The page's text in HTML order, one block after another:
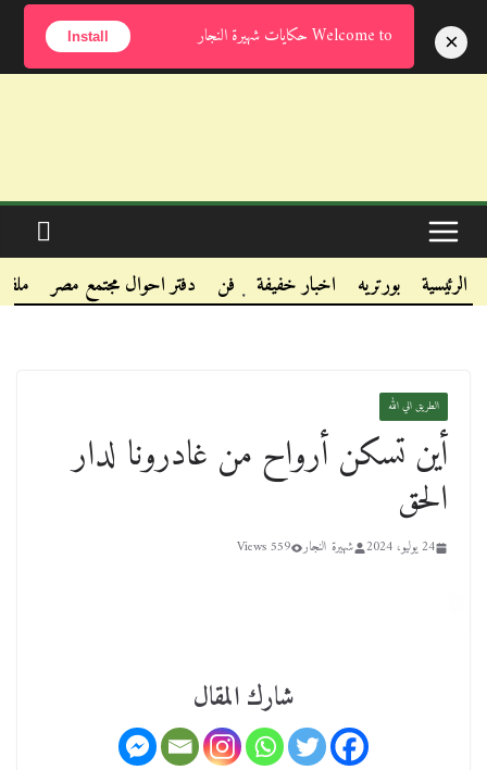
الإثنين, أغسطس 10, 2026
.
.
الرئيسية بورتريه اخبار خفيفة فن دفتر احوال مجتمع مصر
الطريق الي الله
أين تسكن أرواح من غادرونا لدار
الحق
24 يوليو، 2024 شهيرة النجار 559 Views
شارك المقال
Welcome to حكايات شهيرة النجار Install ×